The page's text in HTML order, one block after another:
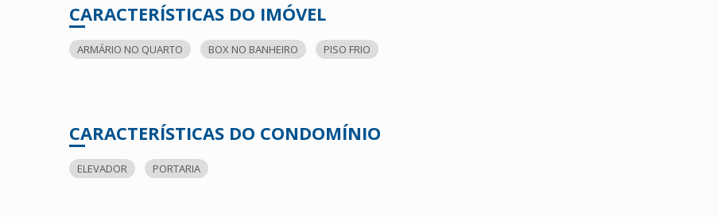
CARACTERÍSTICAS DO IMÓVEL
ARMÁRIO NO QUARTO BOX NO BANHEIRO PISO FRIO
CARACTERÍSTICAS DO CONDOMÍNIO
ELEVADOR PORTARIA